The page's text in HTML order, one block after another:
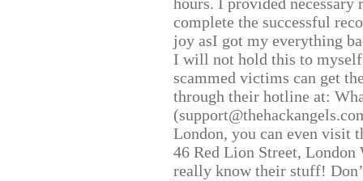
complete the successful
joy asI got my everything
I will not hold this to
scammed victims can get
through their hotline at:
London, you can even visit
46 Red Lion Street, London
really know their stuff!